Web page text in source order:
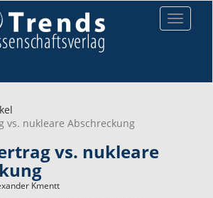
Toggle
vs. nukleare Abschreckung
vs. nukleare
Kmentt